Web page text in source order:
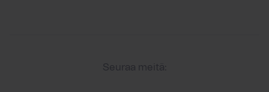
Seuraa meitä: